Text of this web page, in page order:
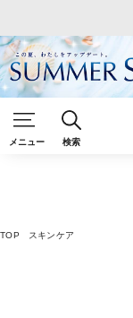
メニュー 検索
TOP スキンケア